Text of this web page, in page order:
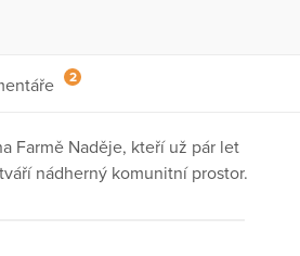
2
Farmě Naděje, kteří už pár let
nádherný komunitní prostor.